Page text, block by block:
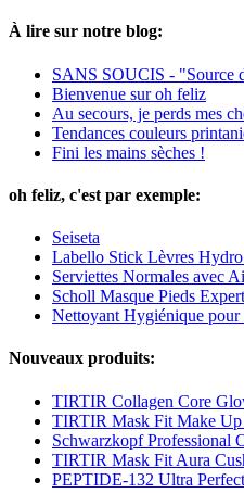
À lire sur notre blog:
SANS SOUCIS - "Source
Bienvenue sur oh feliz
Au secours, je perds mes
Tendances couleurs
Fini les mains sèches !
oh feliz, c'est par exemple:
Seiseta
Labello Stick Lèvres
Serviettes Normales avec
Scholl Masque Pieds
Nettoyant Hygiénique
Nouveaux produits:
TIRTIR Collagen Core
TIRTIR Mask Fit Make
Schwarzkopf Professional
TIRTIR Mask Fit Aura
PEPTIDE-132 Ultra